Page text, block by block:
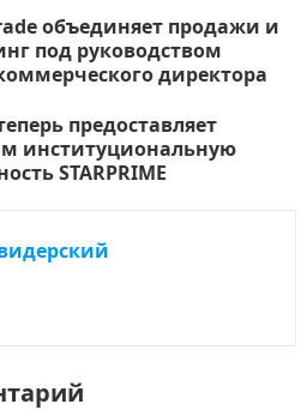
объединяет продажи и
под руководством
директора
предоставляет
институциональную
STARPRIME